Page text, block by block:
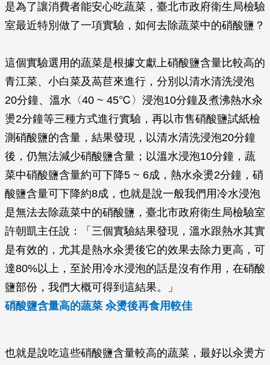
是為了讓消費者能安心吃蔬菜，臺北市政府衛生局檢驗
室最近特別做了一項實驗，如何去除蔬菜中的硝酸鹽？
這個實驗選用的蔬菜是根據文獻上硝酸鹽含量比較高的
青江菜、小白菜及萵苣來進行，分別以清水清洗浸泡
20分鐘、溫水〈40 ~ 45℃〉浸泡10分鐘及煮沸熱水汆
燙2分鐘等三種方式進行實驗，再以市售硝酸鹽試紙檢
測硝酸鹽的含量，結果發現，以清水清洗浸泡20分鐘
後，仍無法減少硝酸鹽含量；以溫水浸泡10分鐘，蔬
菜中硝酸鹽含量約可下降5 ~ 6成，熱水汆燙2分鐘，硝
酸鹽含量可下降約8成，也就是說一般我們用冷水浸泡
是無法去除蔬菜中的硝酸鹽，臺北市政府衛生局檢驗室
許朝凱主任說：「三個實驗結果發現，溫水跟熱水其實
是有效的，尤其是熱水汆燙後它的效果去除力更高，可
達80%以上，至於用冷水浸泡的話是沒有作用，在硝酸
鹽部份，我們大概可得到這結果。」
硝酸鹽含量高的蔬菜 汆燙後再食用較佳
也就是說吃這些硝酸鹽含量較高的蔬菜，最好以汆燙方